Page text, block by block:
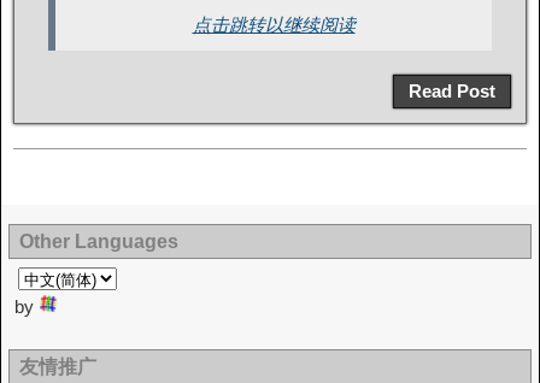
点击跳转以继续阅读
Read Post
Other Languages
by
友情推广